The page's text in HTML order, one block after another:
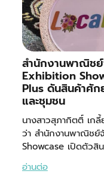
สำนักงานพาณิช
Exhibition
Plus ดันสินค้าศัก
และชุมชน
นางสาวสุภากิตติ์ เก
ว่า สำนักงานพาณิช
Showcase เปิดตัวสิ
อ่านต่อ